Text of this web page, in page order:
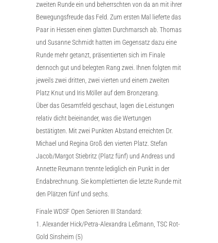
zweiten Runde ein und beherrschten von da an mit ihrer
Bewegungsfreude das Feld. Zum ersten Mal lieferte das
Paar in Hessen einen glatten Durchmarsch ab. Thomas
und Susanne Schmidt hatten im Gegensatz dazu eine
Runde mehr getanzt, präsentierten sich im Finale
dennoch gut und belegten Rang zwei. Ihnen folgten mit
jeweils zwei dritten, zwei vierten und einem zweiten
Platz Knut und Iris Möller auf dem Bronzerang.
Über das Gesamtfeld geschaut, lagen die Leistungen
relativ dicht beieinander, was die Wertungen
bestätigten. Mit zwei Punkten Abstand erreichten Dr.
Michael und Regina Groß den vierten Platz. Stefan
Jacob/Margot Stiebritz (Platz fünf) und Andreas und
Annette Reumann trennte lediglich ein Punkt in der
Endabrechnung. Sie komplettierten die letzte Runde mit
den Plätzen fünf und sechs.
Finale WDSF Open Senioren III Standard:
1. Alexander Hick/Petra-Alexandra Leßmann, TSC Rot-
Gold Sinsheim (5)